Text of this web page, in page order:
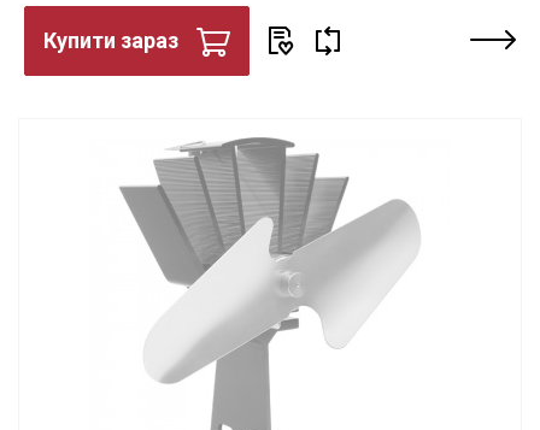
Купити зараз